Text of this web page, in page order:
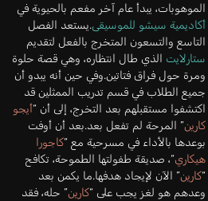
الموهوبات، يبدأ عام آخر مفعم بالحيوية في
أكاديمية سيشو للموسيقى.يستعد الفصل
التاسع والتسعون المتخرج بالفعل لتقديم
ستارلايت الذي طال انتظاره، وهي قصة حلوة
ومرة حول فراق فتاتين.وفي حين أنه يبدو أن
جميع الطلاب في قسم تدريب الممثلين قد
اكتشفوا مستقبلهم بعد التخرج، إلى أن “أيجو
كارين” المرحة لم تفعل بعد.بعد أن أوفت
بوعدها بالأداء في مسرحية مع “كاجورا
هيكاري“، صديقة طفولتها الطموحة، تكافح
“كارين” الآن لإيجاد هدفها.ما يكمن بعد
وعدهم هو لغز يجب على “كارين” حله، فقد